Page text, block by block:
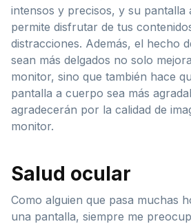
intensos y precisos, y su pantalla
permite disfrutar de tus
distracciones. Además, el hecho
sean más delgados no solo
monitor, sino que también hace
pantalla a cuerpo sea más
agradecerán por la calidad de
monitor.
Salud ocular
Como alguien que pasa muchas
una pantalla, siempre me